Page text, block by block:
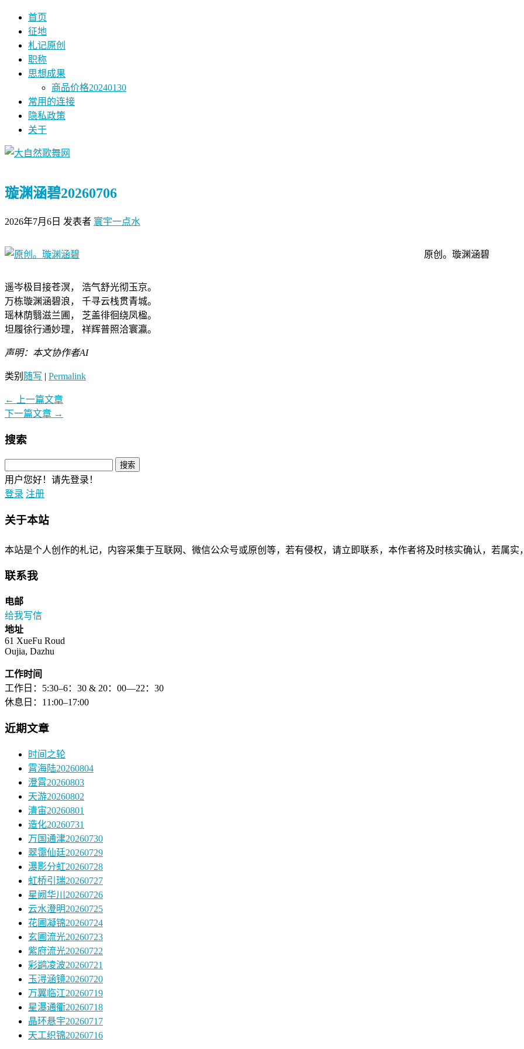
首页
征地
札记原创
职称
思想成果
商品价格20240130
常用的连接
隐私政策
关于
璇渊涵碧20260706
2026年7月6日 发表者 寰宇一点水
原创。璇渊涵碧
遥岑极目接苍溟， 浩气舒光彻玉京。
万栋璇渊涵碧浪， 千寻云栈贯青城。
瑶林荫翳滋兰圃， 芝盖徘徊绕凤楹。
坦履徐行通妙理， 祥辉普照洽寰瀛。
声明：本文协作者AI
类别 随写 | Permalink
←
上一篇文章
下一篇文章 →
搜索
用户您好！请先登录！
登录 注册
关于本站
本站是个人创作的札记，内容采集于互联网、微信公众号或原创等，若有侵权，请立即联系，本作者将及时核实确认，若属实
联系我
电邮
给我写信
地址
61 XueFu Roud
Oujia, Dazhu
工作时间
工作日：5:30–6：30 & 20：00—22：30
休息日：11:00–17:00
近期文章
时间之轮
霄海陆20260804
澄霄20260803
天游20260802
清宙20260801
造化20260731
万国通津20260730
翠霭仙廷20260729
瀑影分虹20260728
虹桥引瑞20260727
星阙华川20260726
云水澄明20260725
花圃凝锦20260724
玄圃流光20260723
紫府流光20260722
彩鹢凌波20260721
玉浔涵镜20260720
万翼临江20260719
星瀑通衢20260718
晶环悬宇20260717
天工织锦20260716